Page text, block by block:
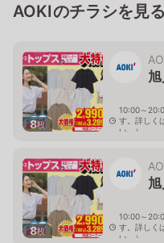
AOKIのチラシを見る
8枚
10:00～
す。詳しく
い。）
8枚
10:00～
す。詳しく
い。）